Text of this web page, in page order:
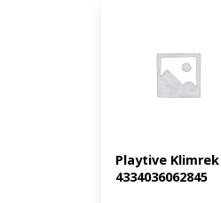
Playtive Klimrek
4334036062845